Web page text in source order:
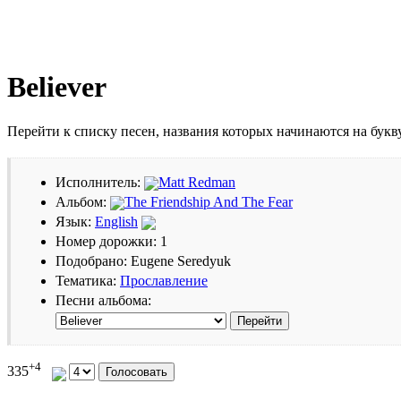
Believer
Перейти к списку песен, названия которых начинаются на
Исполнитель:
Matt Redman
Альбом:
The Friendship And The Fear
Язык: English
Номер дорожки: 1
Подобрано: Eugene Seredyuk
Тематика: Прославление
Песни альбома:
335+4